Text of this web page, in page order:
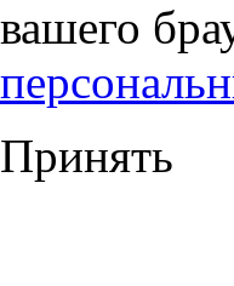
вашего
Принять